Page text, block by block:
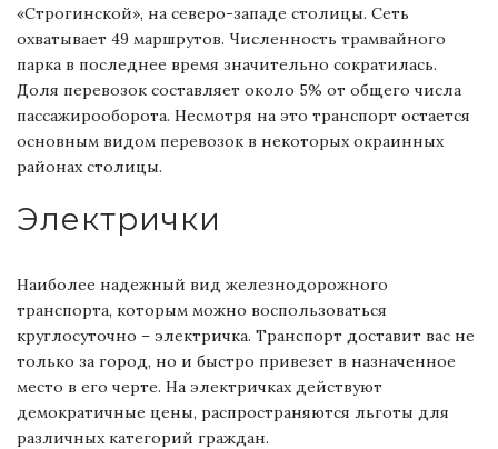
«Строгинской», на северо-западе столицы. Сеть
охватывает 49 маршрутов. Численность трамвайного
парка в последнее время значительно сократилась.
Доля перевозок составляет около 5% от общего числа
пассажирооборота. Несмотря на это транспорт остается
основным видом перевозок в некоторых окраинных
районах столицы.
Электрички
Наиболее надежный вид железнодорожного
транспорта, которым можно воспользоваться
круглосуточно – электричка. Транспорт доставит вас не
только за город, но и быстро привезет в назначенное
место в его черте. На электричках действуют
демократичные цены, распространяются льготы для
различных категорий граждан.